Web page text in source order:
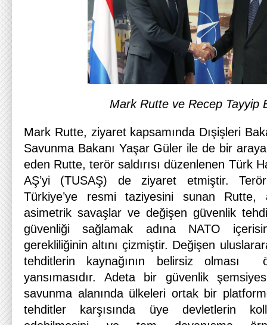
Mark Rutte ve Recep Tayyip
Mark Rutte, ziyaret kapsamında Dışişleri
Savunma Bakanı Yaşar Güler ile de bir
eden Rutte, terör saldırısı düzenlenen Türk
AŞ’yi (TUSAŞ) de ziyaret etmiştir. Terör
Türkiye’ye resmi taziyesini sunan Rutte,
asimetrik savaşlar ve değişen güvenlik
güvenliği sağlamak adına NATO
gerekliliğinin altını çizmiştir. Değişen
tehditlerin kaynağının belirsiz olması
yansımasıdır. Adeta bir güvenlik
savunma alanında ülkeleri ortak bir
tehditler karşısında üye devletlerin